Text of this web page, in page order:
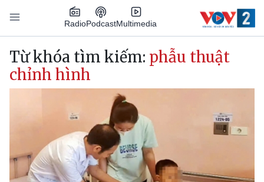
Nhảy đến nội dung
RadioPodcastMultimedia
Main navigation
Từ khóa tìm kiếm: phẫu thuật
chỉnh hình